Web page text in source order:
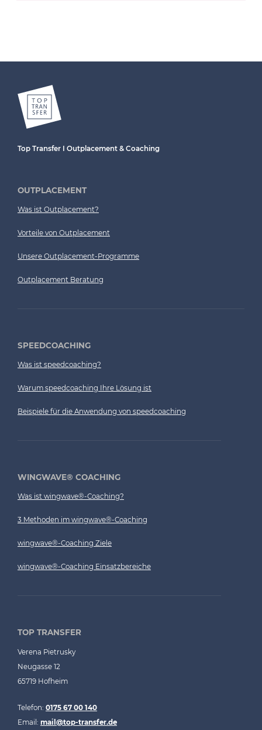
Top Transfer I Outplacement & Coaching
OUTPLACEMENT
Was ist Outplacement?
Vorteile von Outplacement
Unsere Outplacement-Programme
Outplacement Beratung
SPEEDCOACHING
Was ist speedcoaching?
Warum speedcoaching Ihre Lösung ist
Beispiele für die Anwendung von speedcoaching
WINGWAVE® COACHING
Was ist wingwave®-Coaching?
3 Methoden im wingwave®-Coaching
wingwave®-Coaching Ziele
wingwave®-Coaching Einsatzbereiche
TOP TRANSFER
Verena Pietrusky
Neugasse 12
65719 Hofheim
Telefon: 0175 67 00 140
Email: mail@top-transfer.de